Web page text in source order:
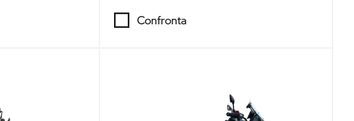
Confronta